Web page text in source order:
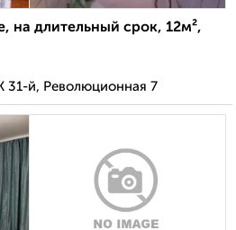
на длительный срок, 12м²,
31-й, Революционная 7